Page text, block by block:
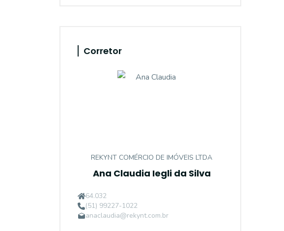
Corretor
REKYNT COMÉRCIO DE IMÓVEIS LTDA
Ana Claudia Iegli da Silva
64.032
(51) 99227-1022
anaclaudia@rekynt.com.br